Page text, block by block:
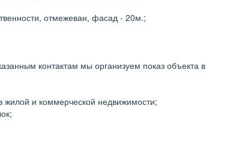
отмежеван, фасад - 20м.;
контактам мы организуем показ объекта в
жилой и коммерческой недвижимости;